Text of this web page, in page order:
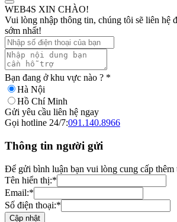
WEB4S XIN CHÀO!
Vui lòng nhập thông tin, chúng tôi sẽ liên hệ
sớm nhất!
Bạn đang ở khu vực nào ? *
Hà Nội
Hồ Chí Minh
Gửi yêu cầu liên hệ ngay
Gọi hotline 24/7:091.140.8966
Thông tin người gửi
Để gửi bình luận bạn vui lòng cung cấp thêm
Tên hiển thị:*
Email:*
Số điện thoại:*
Cập nhật